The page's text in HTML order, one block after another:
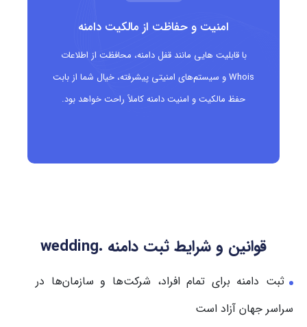
امنیت و حفاظت از مالکیت دامنه
با قابلیت هایی مانند قفل دامنه، محافظت از اطلاعات
Whois و سیستم‌های امنیتی پیشرفته، خیال شما از بابت
حفظ مالکیت و امنیت دامنه کاملاً راحت خواهد بود.
قوانین و شرایط ثبت دامنه .wedding
ثبت دامنه برای تمام افراد، شرکت‌ها و سازمان‌ها در
سراسر جهان آزاد است